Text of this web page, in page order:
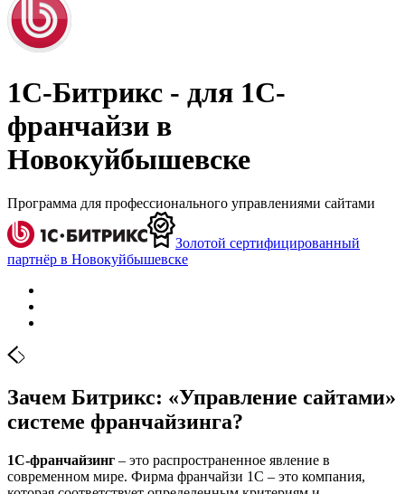
1С-Битрикс - для 1С-
франчайзи в
Новокуйбышевске
Программа для профессионального управлениями сайтами
Золотой сертифицированный
партнёр в Новокуйбышевске
Зачем Битрикс: «Управление сайтами»
системе франчайзинга?
1С-франчайзинг – это распространенное явление в
современном мире. Фирма франчайзи 1С – это компания,